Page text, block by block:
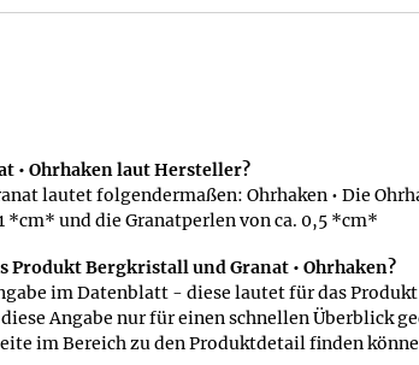
• Ohrhaken laut Hersteller?
lautet folgendermaßen: Ohrhaken • Die
*cm* und die Granatperlen von ca. 0,5 *cm*
Bergkristall und Granat • Ohrhaken?
im Datenblatt - diese lautet für das
Angabe nur für einen schnellen Überblick
im Bereich zu den Produktdetail finden